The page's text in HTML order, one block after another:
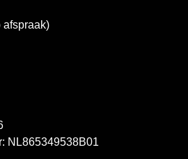
afspraak)
NL865349538B01